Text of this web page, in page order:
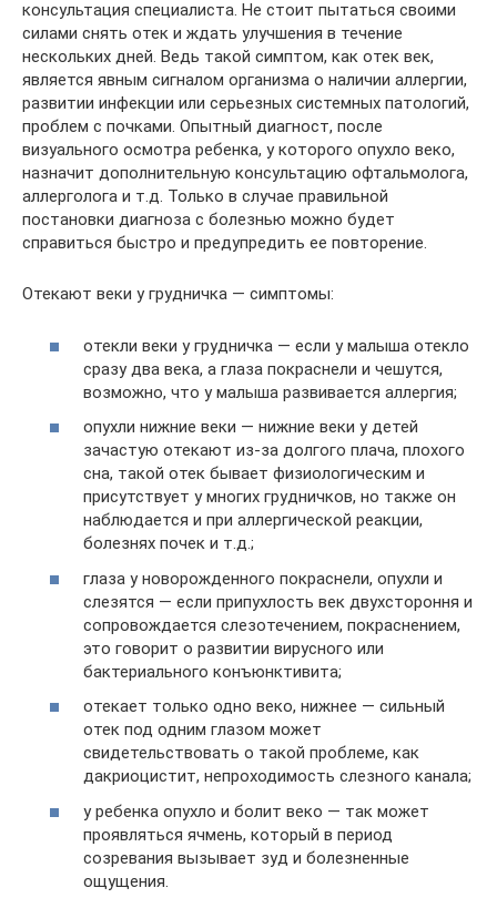
консультация специалиста. Не стоит пытаться своими
силами снять отек и ждать улучшения в течение
нескольких дней. Ведь такой симптом, как отек век,
является явным сигналом организма о наличии аллергии,
развитии инфекции или серьезных системных патологий,
проблем с почками. Опытный диагност, после
визуального осмотра ребенка, у которого опухло веко,
назначит дополнительную консультацию офтальмолога,
аллерголога и т.д. Только в случае правильной
постановки диагноза с болезнью можно будет
справиться быстро и предупредить ее повторение.
Отекают веки у грудничка — симптомы:
отекли веки у грудничка — если у малыша отекло
сразу два века, а глаза покраснели и чешутся,
возможно, что у малыша развивается аллергия;
опухли нижние веки — нижние веки у детей
зачастую отекают из-за долгого плача, плохого
сна, такой отек бывает физиологическим и
присутствует у многих грудничков, но также он
наблюдается и при аллергической реакции,
болезнях почек и т.д.;
глаза у новорожденного покраснели, опухли и
слезятся — если припухлость век двухстороння и
сопровождается слезотечением, покраснением,
это говорит о развитии вирусного или
бактериального конъюнктивита;
отекает только одно веко, нижнее — сильный
отек под одним глазом может
свидетельствовать о такой проблеме, как
дакриоцистит, непроходимость слезного канала;
у ребенка опухло и болит веко — так может
проявляться ячмень, который в период
созревания вызывает зуд и болезненные
ощущения.